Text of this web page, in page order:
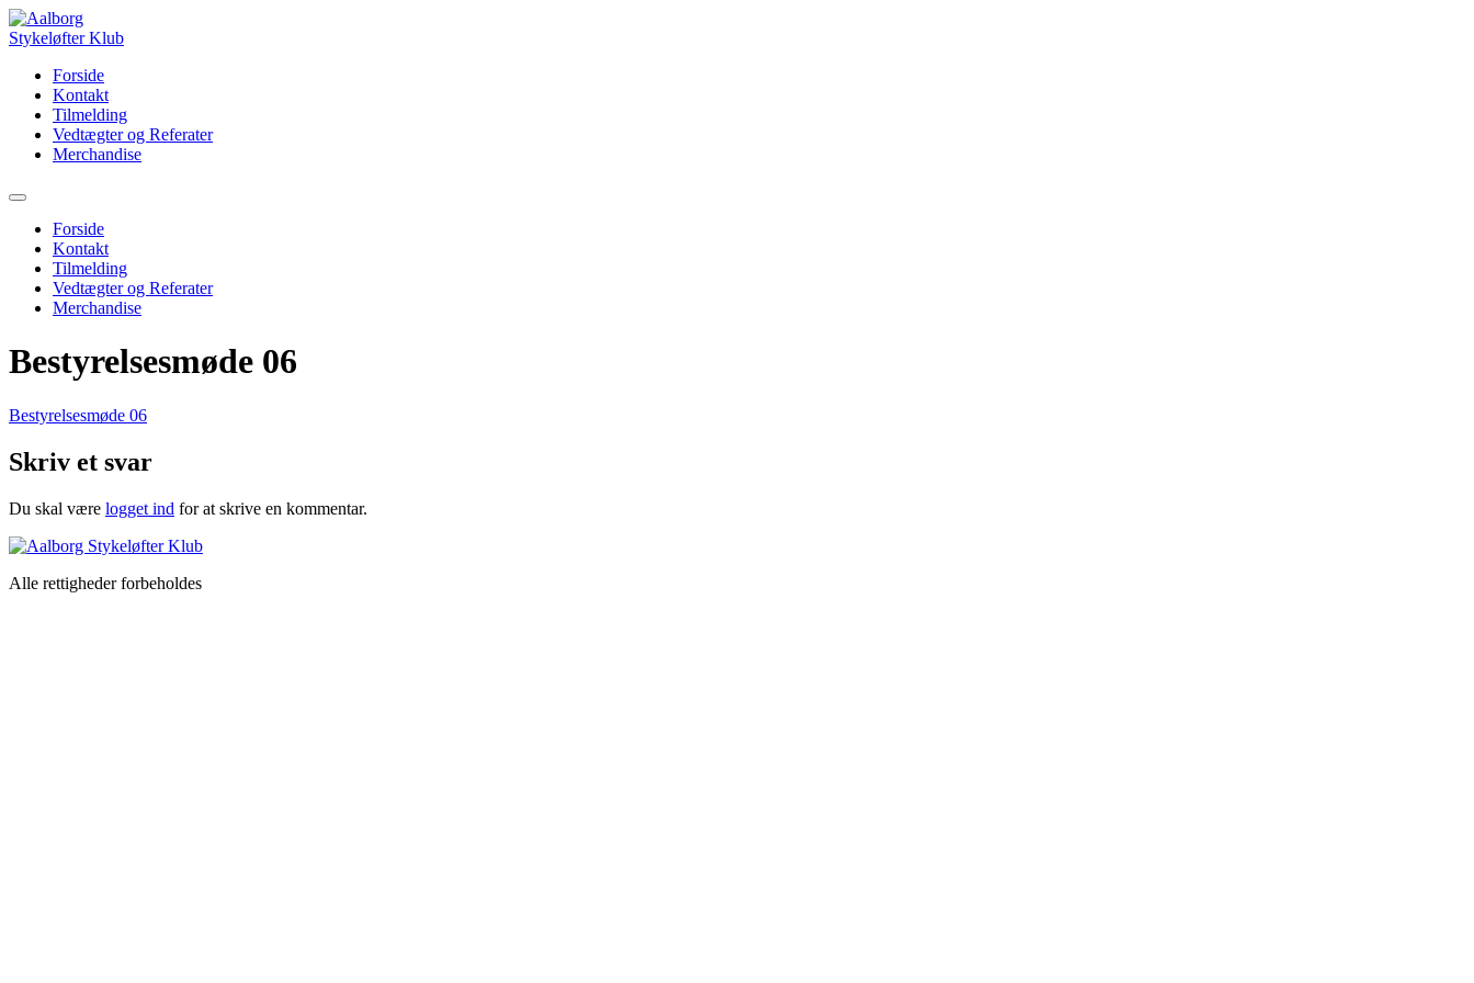
Videre
til
Forside
Kontakt
Tilmelding
Vedtægter og Referater
Merchandise
Menu
Forside
Kontakt
Tilmelding
Vedtægter og Referater
Merchandise
Bestyrelsesmøde 06
Bestyrelsesmøde 06
Skriv et svar
Du skal være logget ind for at skrive en kommentar.
Alle rettigheder forbeholdes